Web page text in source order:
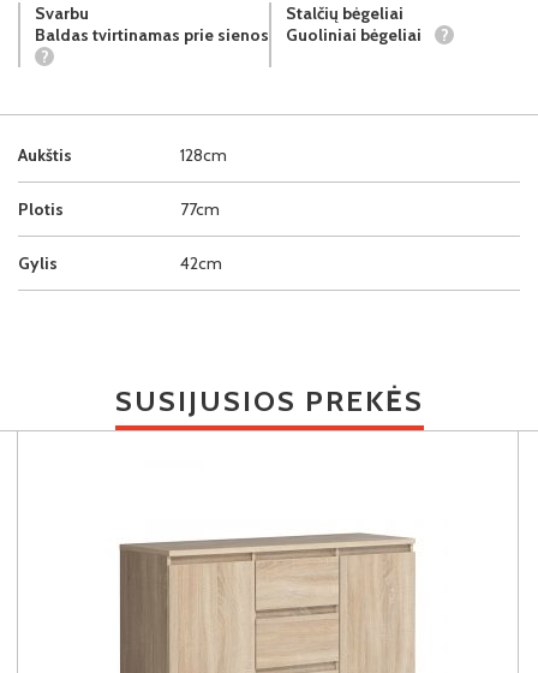
Aukštis 128cm
Plotis 77cm
Gylis 42cm
Svarbu
Baldas tvirtinamas prie sienos
?
Stalčių bėgeliai
Guoliniai bėgeliai
?
SUSIJUSIOS PREKĖS